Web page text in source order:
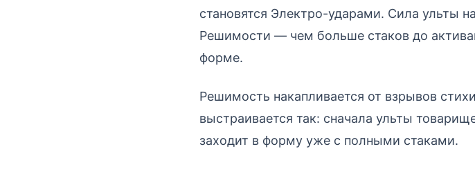
становятся Электро-ударами. Сила ульты
Решимости — чем больше стаков до
форме.
Решимость накапливается от взрывов
выстраивается так: сначала ульты
заходит в форму уже с полными стаками.